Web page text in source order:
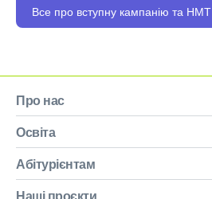
Все про вступну кампанію та НМТ
Про нас
Освіта
Абітурієнтам